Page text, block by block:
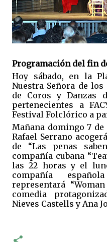
Programación del fin
Hoy sábado, en la
Nuestra Señora de
de Coros y Danzas
pertenecientes a
Festival Folclórico a
Mañana domingo 7
Rafael Serrano
de “Las penas
compañía cubana
las 22 horas y el
compañía
representará
comedia
Nieves Castells y Ana